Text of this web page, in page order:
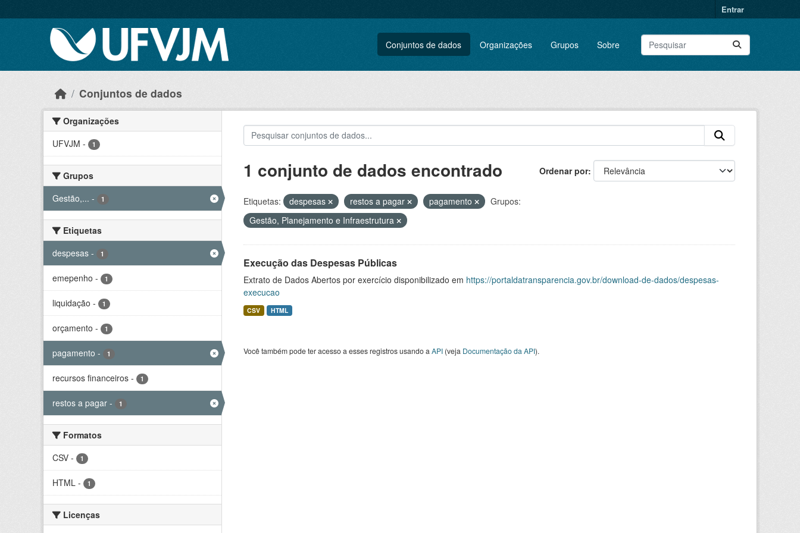
Entrar
Conjuntos de dados Organizações Grupos Sobre
Conjuntos de dados
Organizações
UFVJM - 1
Grupos
Gestão,... - 1
Etiquetas
despesas - 1
emepenho - 1
liquidação - 1
orçamento - 1
pagamento - 1
recursos financeiros - 1
restos a pagar - 1
Formatos
CSV - 1
HTML - 1
Licenças
Ordenar por
1 conjunto de dados encontrado
Etiquetas: despesas restos a pagar pagamento
Grupos:
Gestão, Planejamento e Infraestrutura
Execução das Despesas Públicas
Extrato de Dados Abertos por exercício disponibilizado em https://portaldatransparencia.gov.br/download-de-dados/despesas-
execucao
CSV HTML
Você também pode ter acesso a esses registros usando a API(veja Documentação da API).